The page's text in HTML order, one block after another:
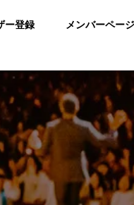
ー登録 メンバーページ